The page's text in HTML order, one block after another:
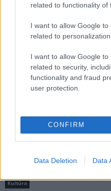
related to functionality of
I want to allow Google to
related to personalization.
I want to allow Google to
related to security,
functionality and fraud
user protection.
CONFIRM
Data Deletion Data
Augusztus első hétvégéjén
megtelik élettel, sporttal és
Brandnyúl mini disco
Ilyen még nem volt: most a
Beindult az
- csaknem 17 millió tonnával -
Kultúra